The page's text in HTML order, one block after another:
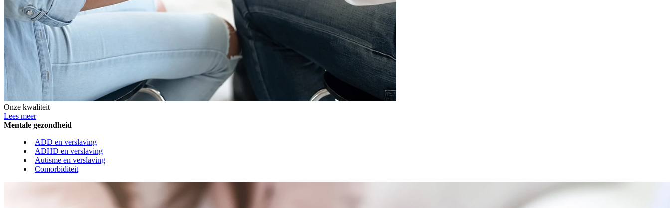
Onze kwaliteit
Lees meer
Mentale gezondheid
ADD en verslaving
ADHD en verslaving
Autisme en verslaving
Comorbiditeit